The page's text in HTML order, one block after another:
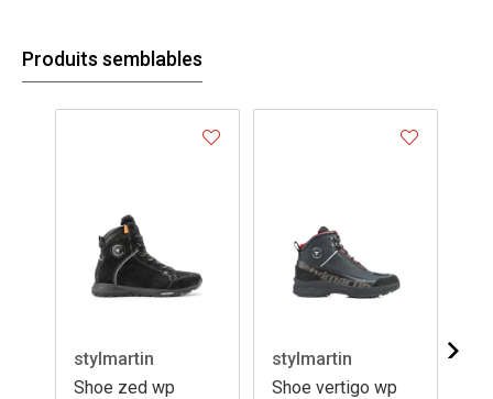
Produits semblables
stylmartin
Shoe zed wp
stylmartin
Shoe vertigo wp